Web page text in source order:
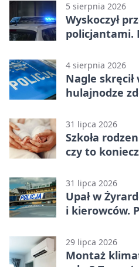
5 sierpnia 2026
Wyskoczył
policjantami.
4 sierpnia 2026
Nagle
hulajnodze
31 lipca 2026
Szkoła
czy to
31 lipca 2026
Upał w
i kierowców.
29 lipca 2026
Montaż